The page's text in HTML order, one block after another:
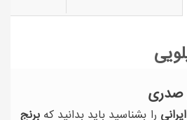
ایرانی را بشناسید باید بدانید که برنج